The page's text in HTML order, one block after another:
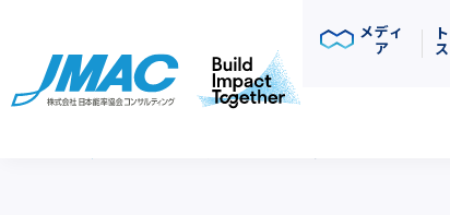
メディ
ア ス